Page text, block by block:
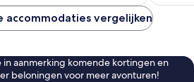
accommodaties vergelijken
in aanmerking komende kortingen en
beloningen voor meer avonturen!